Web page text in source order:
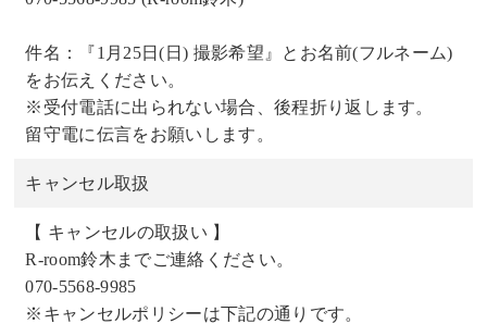
件名：『1月25日(日) 撮影希望』とお名前(フルネーム)
をお伝えください。
※受付電話に出られない場合、後程折り返します。
留守電に伝言をお願いします。
キャンセル取扱
【 キャンセルの取扱い 】
R-room鈴木までご連絡ください。
070-5568-9985
※キャンセルポリシーは下記の通りです。